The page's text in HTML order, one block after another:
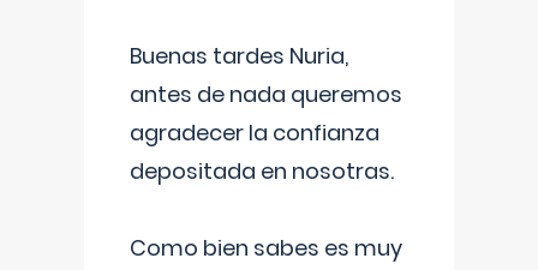
Buenas tardes Nuria,
antes de nada queremos
agradecer la confianza
depositada en nosotras.
Como bien sabes es muy